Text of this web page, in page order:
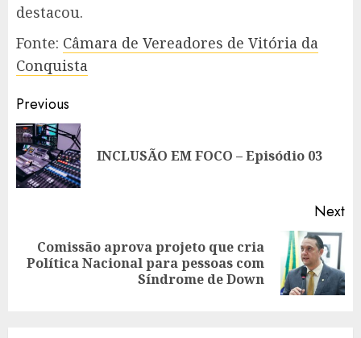
destacou.
Fonte: Câmara de Vereadores de Vitória da
Conquista
Post
navigation
Previous
INCLUSÃO EM FOCO – Episódio 03
Next
Next
Comissão aprova projeto que cria
Política Nacional para pessoas com
Síndrome de Down